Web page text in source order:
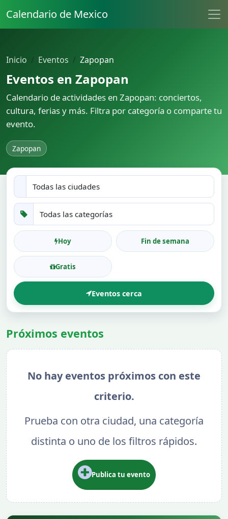
Calendario de Mexico
Inicio Eventos Zapopan
Eventos en Zapopan
Calendario de actividades en Zapopan: conciertos,
cultura, ferias y más. Filtra por categoría o comparte tu
evento.
Zapopan
Hoy Fin de semana
Gratis
Eventos cerca
Próximos eventos
No hay eventos próximos con este
criterio.
Prueba con otra ciudad, una categoría
distinta o uno de los filtros rápidos.
Publica tu evento